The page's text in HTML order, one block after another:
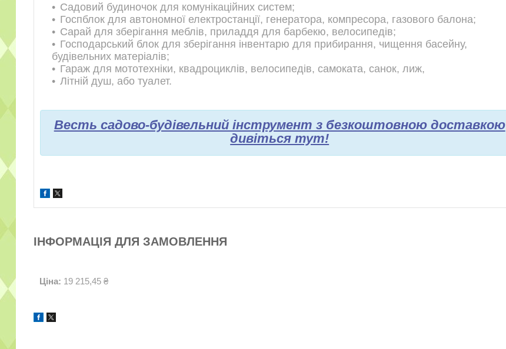
Садовий будиночок для комунікаційних систем;
Госпблок для автономної електростанції, генератора, компресора, газового балона;
Сарай для зберігання меблів, приладдя для барбекю, велосипедів;
Господарський блок для зберігання інвентарю для прибирання, чищення басейну,
будівельних матеріалів;
Гараж для мототехніки, квадроциклів, велосипедів, самоката, санок, лиж,
Літній душ, або туалет.
Весть садово-будівельний інструмент з безкоштовною доставкою
дивіться тут!
ІНФОРМАЦІЯ ДЛЯ ЗАМОВЛЕННЯ
Ціна: 19 215,45 ₴